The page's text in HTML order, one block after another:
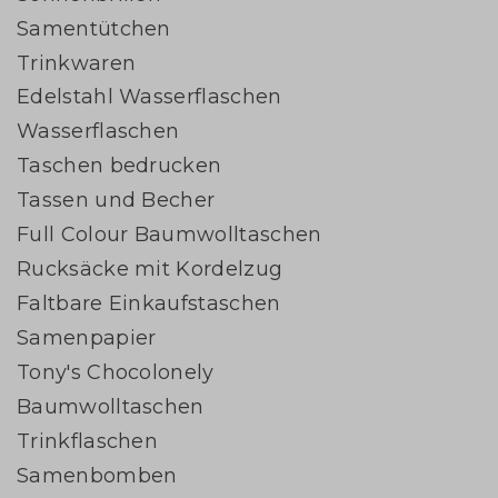
Samentütchen
Trinkwaren
Edelstahl Wasserflaschen
Wasserflaschen
Taschen bedrucken
Tassen und Becher
Full Colour Baumwolltaschen
Rucksäcke mit Kordelzug
Faltbare Einkaufstaschen
Samenpapier
Tony's Chocolonely
Baumwolltaschen
Trinkflaschen
Samenbomben